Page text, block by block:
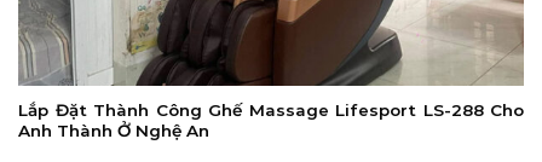
Lắp Đặt Thành Công Ghế Massage Lifesport LS-288 Cho
Anh Thành Ở Nghệ An